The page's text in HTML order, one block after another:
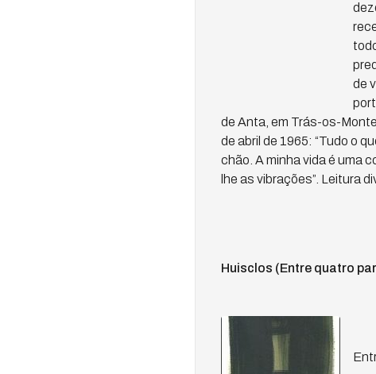
de
de Anta, em Trás-os-
de abril de 1965: “Tudo o
chão. A minha vida é uma
lhe as vibrações”. Leitura
Huisclos (Entre quatro